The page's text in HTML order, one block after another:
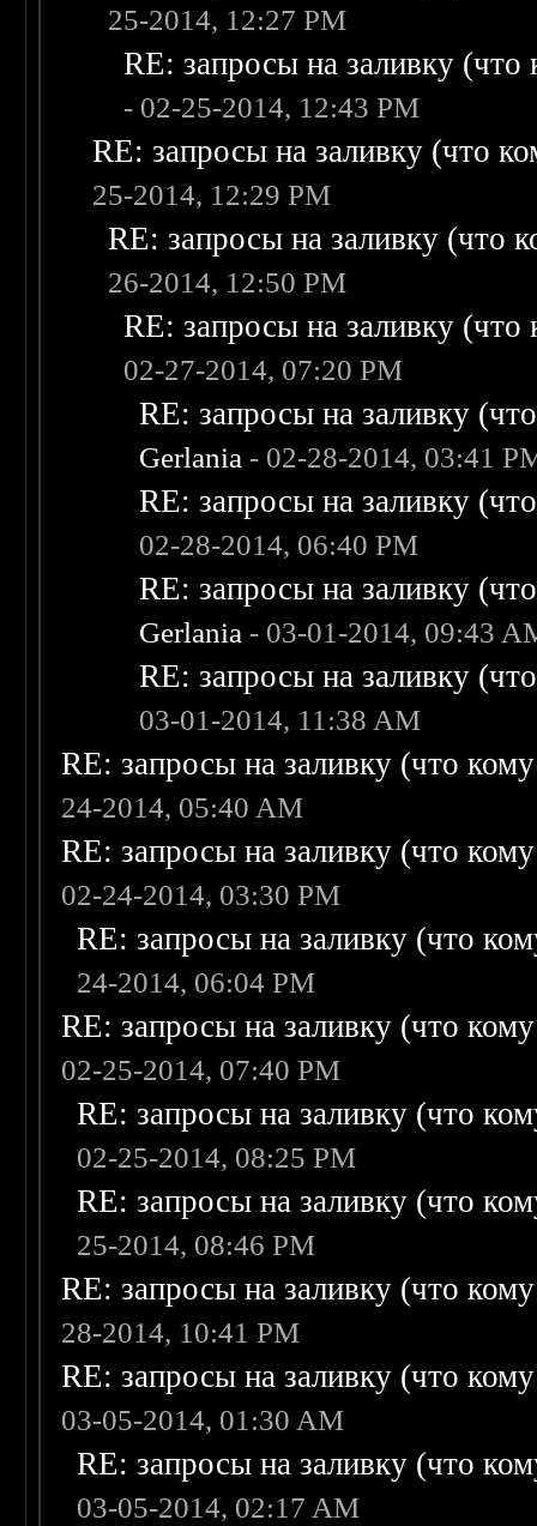
25-2014, 12:27 PM
RE: запросы на заливку
- 02-25-2014, 12:43 PM
RE: запросы на заливку (что
25-2014, 12:29 PM
RE: запросы на заливку (что
26-2014, 12:50 PM
RE: запросы на заливку
02-27-2014, 07:20 PM
RE: запросы на заливку
Gerlania - 02-28-2014, 03:41
RE: запросы на заливку
02-28-2014, 06:40 PM
RE: запросы на заливку
Gerlania - 03-01-2014, 09:43
RE: запросы на заливку
03-01-2014, 11:38 AM
RE: запросы на заливку (что
24-2014, 05:40 AM
RE: запросы на заливку (что
02-24-2014, 03:30 PM
RE: запросы на заливку (что
24-2014, 06:04 PM
RE: запросы на заливку (что
02-25-2014, 07:40 PM
RE: запросы на заливку (что
02-25-2014, 08:25 PM
RE: запросы на заливку (что
25-2014, 08:46 PM
RE: запросы на заливку (что
28-2014, 10:41 PM
RE: запросы на заливку (что
03-05-2014, 01:30 AM
RE: запросы на заливку (что
03-05-2014, 02:17 AM